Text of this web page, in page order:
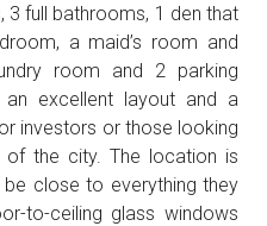
3 full bathrooms, 1 den that
a maid’s room and
room and 2 parking
excellent layout and a
investors or those looking
the city. The location is
close to everything they
to-ceiling glass windows